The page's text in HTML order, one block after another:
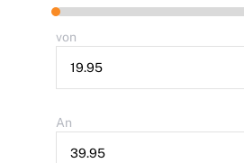
von
An